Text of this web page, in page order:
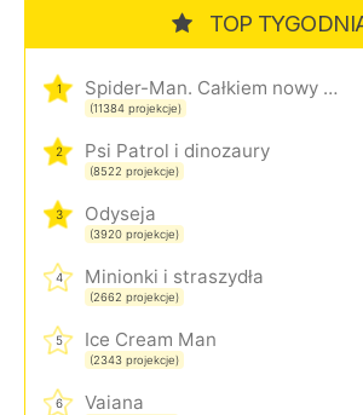
TOP
1 Spider-Man. Całkiem nowy dzień
(11384 projekcje)
2 Psi Patrol i dinozaury
(8522 projekcje)
3 Odyseja
(3920 projekcje)
4 Minionki i straszydła
(2662 projekcje)
5 Ice Cream Man
(2343 projekcje)
6 Vaiana